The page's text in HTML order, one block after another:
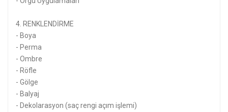
4. RENKLENDİRME
- Boya
- Perma
- Ombre
- Röfle
- Gölge
- Balyaj
- Dekolarasyon (saç rengi açım işlemi)